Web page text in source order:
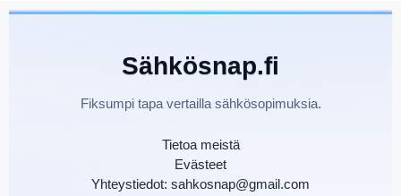
Sähkösnap.fi
Fiksumpi tapa vertailla sähkösopimuksia.
Tietoa meistä
Evästeet
Yhteystiedot: sahkosnap@gmail.com